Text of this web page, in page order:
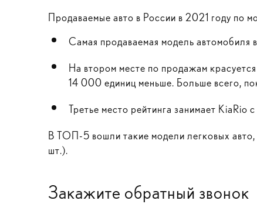
Продаваемые авто в России в 2021 году по
Самая продаваемая модель
На втором месте по продажам
14 000 единиц меньше. Больше всего,
Третье место рейтинга занимает
В ТОП-5 вошли такие модели легковых
шт.).
Закажите обратный звонок